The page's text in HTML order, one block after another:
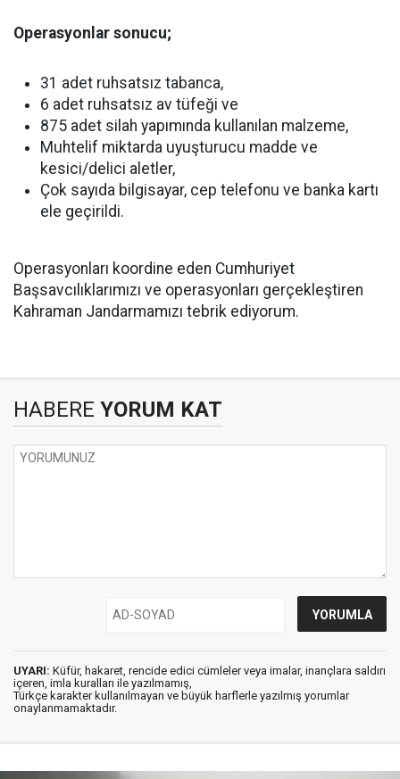
Operasyonlar sonucu;
31 adet ruhsatsız tabanca,
6 adet ruhsatsız av tüfeği ve
875 adet silah yapımında kullanılan malzeme,
Muhtelif miktarda uyuşturucu madde ve
kesici/delici aletler,
Çok sayıda bilgisayar, cep telefonu ve banka kartı
ele geçirildi.
Operasyonları koordine eden Cumhuriyet
Başsavcılıklarımızı ve operasyonları gerçekleştiren
Kahraman Jandarmamızı tebrik ediyorum.
HABERE YORUM KAT
UYARI: Küfür, hakaret, rencide edici cümleler veya imalar, inançlara saldırı
içeren, imla kuralları ile yazılmamış,
Türkçe karakter kullanılmayan ve büyük harflerle yazılmış yorumlar
onaylanmamaktadır.